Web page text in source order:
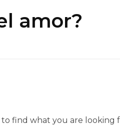
amor?
find what you are looking